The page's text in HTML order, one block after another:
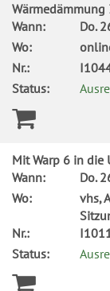
Wann:
Do.
Wo:
Nr.:
Status:
Mit Warp 6 in die
Wann:
Do.
Wo:
vhs,
Nr.:
Status: